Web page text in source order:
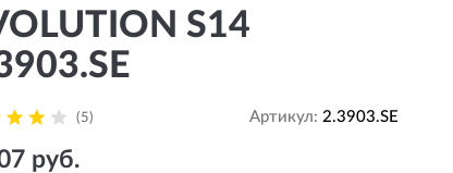
S14
(5) Артикул: 2.3903.SE
руб.